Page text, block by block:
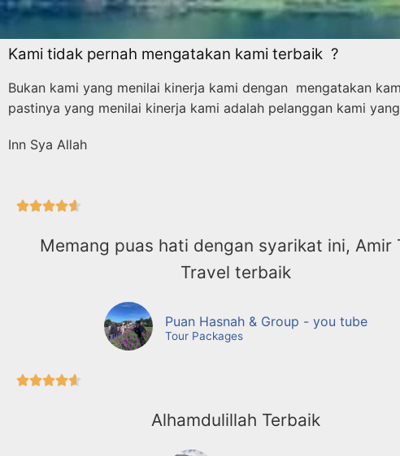
Kami tidak pernah mengatakan kami terbaik ?
Bukan kami yang menilai kinerja kami dengan mengatakan
pastinya yang menilai kinerja kami adalah pelanggan kami
Inn Sya Allah

Memang puas hati dengan syarikat ini, Amir
Travel terbaik
Puan Hasnah & Group - you tube
Tour Packages

Alhamdulillah Terbaik